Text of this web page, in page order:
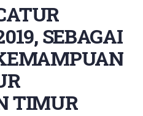
SEBAGAI
TIMUR